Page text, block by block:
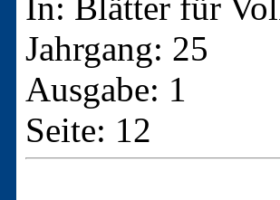
Jahrgang: 25
Ausgabe: 1
Seite: 12